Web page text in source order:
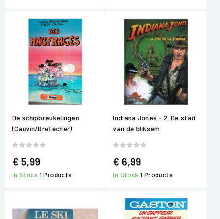
De schipbreukelingen
(Cauvin/Bretécher)
€ 5,99
In Stock 1 Products
Indiana Jones - 2. De stad
van de bliksem
€ 6,99
In Stock1 Products